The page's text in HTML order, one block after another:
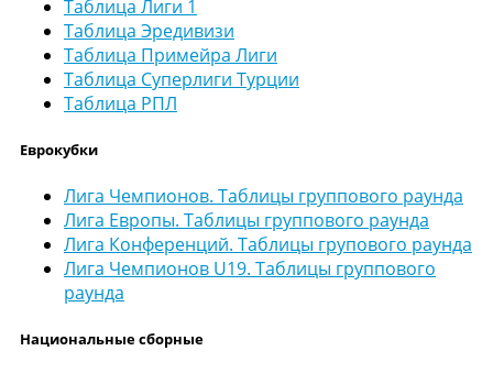
Таблица Лиги 1
Таблица Эредивизи
Таблица Примейра Лиги
Таблица Суперлиги Турции
Таблица РПЛ
Еврокубки
Лига Чемпионов. Таблицы группового раунда
Лига Европы. Таблицы группового раунда
Лига Конференций. Таблицы групового раунда
Лига Чемпионов U19. Таблицы группового
раунда
Национальные сборные